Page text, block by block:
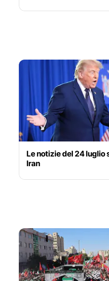
Le notizie del 24 luglio
Iran